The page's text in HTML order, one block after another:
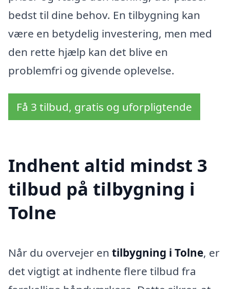
bedst til dine behov. En tilbygning kan
være en betydelig investering, men med
den rette hjælp kan det blive en
problemfri og givende oplevelse.
Få 3 tilbud, gratis og uforpligtende
Indhent altid mindst 3
tilbud på tilbygning i
Tolne
Når du overvejer en tilbygning i Tolne, er
det vigtigt at indhente flere tilbud fra